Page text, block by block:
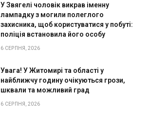
У Звягелі чоловік викрав іменну
лампадку з могили полеглого
захисника, щоб користуватися у побуті:
поліція встановила його особу
6 СЕРПНЯ, 2026
Увага! У Житомирі та області у
найближчу годину очікуються грози,
шквали та можливий град
6 СЕРПНЯ, 2026